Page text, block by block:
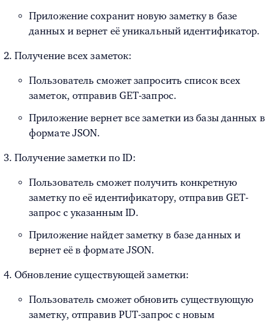
Приложение сохранит новую заметку в базе
данных и вернет её уникальный идентификатор.
Получение всех заметок:
Пользователь сможет запросить список всех
заметок, отправив GET-запрос.
Приложение вернет все заметки из базы данных в
формате JSON.
Получение заметки по ID:
Пользователь сможет получить конкретную
заметку по её идентификатору, отправив GET-
запрос с указанным ID.
Приложение найдет заметку в базе данных и
вернет её в формате JSON.
Обновление существующей заметки:
Пользователь сможет обновить существующую
заметку, отправив PUT-запрос с новым